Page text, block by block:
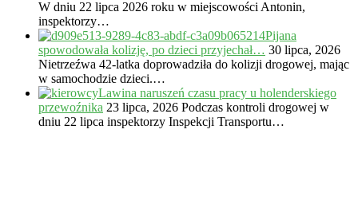
W dniu 22 lipca 2026 roku w miejscowości Antonin,
inspektorzy…
Pijana
spowodowała kolizję, po dzieci przyjechał… 30 lipca, 2026
Nietrzeźwa 42-latka doprowadziła do kolizji drogowej, mając
w samochodzie dzieci.…
Lawina naruszeń czasu pracy u holenderskiego
przewoźnika 23 lipca, 2026 Podczas kontroli drogowej w
dniu 22 lipca inspektorzy Inspekcji Transportu…